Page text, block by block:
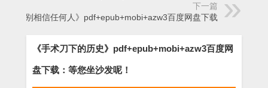
下一篇
《别相信任何人》pdf+epub+mobi+azw3百度网盘下载
《手术刀下的历史》pdf+epub+mobi+azw3百度网
盘下载：等您坐沙发呢！